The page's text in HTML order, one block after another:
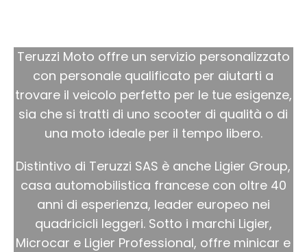
Teruzzi Moto offre un servizio personalizzato
con personale qualificato per aiutarti a
trovare il veicolo perfetto per le tue esigenze,
sia che si tratti di uno scooter di qualità o di
una moto ideale per il tempo libero.
Distintivo di Teruzzi SAS è anche Ligier Group,
casa automobilistica francese con oltre 40
anni di esperienza, leader europeo nei
quadricicli leggeri. Sotto i marchi Ligier,
Microcar e Ligier Professional, offre minicar e